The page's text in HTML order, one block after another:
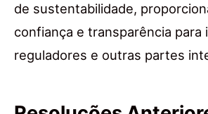
de sustentabilidade,
confiança e transparência para
reguladores e outras partes